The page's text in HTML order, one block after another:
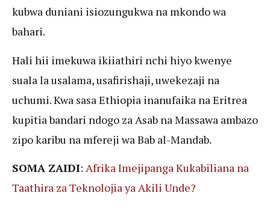
kubwa duniani isiozungukwa na mkondo wa
bahari.
Hali hii imekuwa ikiiathiri nchi hiyo kwenye
suala la usalama, usafirishaji, uwekezaji na
uchumi. Kwa sasa Ethiopia inanufaika na Eritrea
kupitia bandari ndogo za Asab na Massawa ambazo
zipo karibu na mfereji wa Bab al-Mandab.
SOMA ZAIDI: Afrika Imejipanga Kukabiliana na
Taathira za Teknolojia ya Akili Unde?